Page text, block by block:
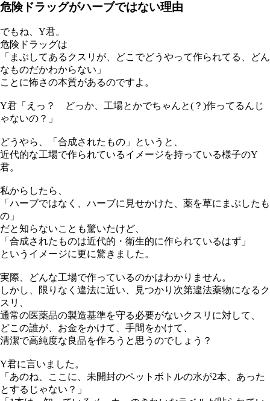
危険ドラッグがハーブではない理由
でもね、Y君。
危険ドラッグは
「まぶしてあるクスリが、どこでどうやって作られてる、どん
なものだかわからない」
ことに怖さの本質があるのですよ。
Y君「えっ？ どっか、工場とかでちゃんと(？)作ってるんじ
ゃないの？」
どうやら、「合成されたもの」というと、
近代的な工場で作られているイメージを持っている様子のY
君。
私からしたら、
「ハーブではなく、ハーブに見せかけた、薬を草にまぶしたも
の」
だと知らないことも驚いたけど、
「合成されたものは近代的・衛生的に作られているはず」
というイメージに更に驚きました。
実際、どんな工場で作っているのかはわかりません。
しかし、限りなく違法に近い、見つかり次第違法薬物になるク
スリ、
通常の医薬品の製造基準を守る必要がないクスリに対して、
どこの誰が、お金をかけて、手間をかけて、
清潔で高純度な良品を作ろうと思うのでしょう？
Y君に言いました。
「あのね、ここに、未開封のペットボトルの水が2本、あった
とするじゃない？」